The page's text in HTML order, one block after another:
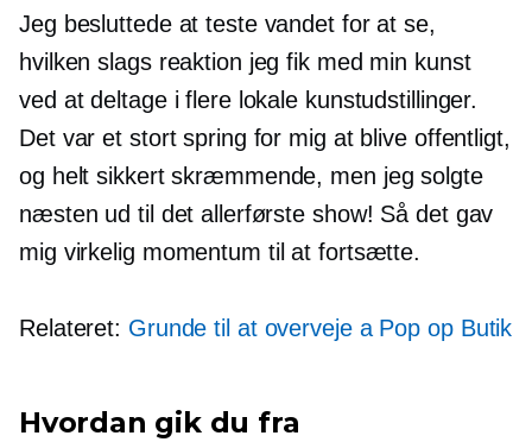
Jeg besluttede at teste vandet for at se,
hvilken slags reaktion jeg fik med min kunst
ved at deltage i flere lokale kunstudstillinger.
Det var et stort spring for mig at blive offentligt,
og helt sikkert skræmmende, men jeg solgte
næsten ud til det allerførste show! Så det gav
mig virkelig momentum til at fortsætte.
Relateret: Grunde til at overveje a Pop opButik
Hvordan gik du fra